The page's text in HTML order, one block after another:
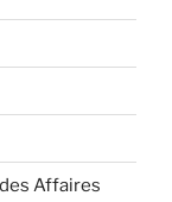
Affaires